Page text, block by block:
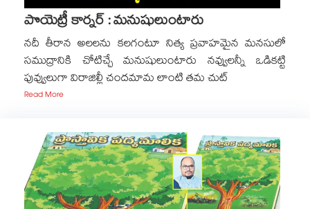
పొయెట్రీ కార్నర్ : మనుషులుంటారు
నదీ తీరాన అలలను కలగంటూ నిత్య ప్రవాహమైన మనసులో
సముద్రానికి చోటిచ్చే మనుషులుంటారు నవ్వులన్నీ ఒడికట్టి
పువ్వులుగా విరాజిల్లీ చందమామ లాంటి తమ చుట్
Read More